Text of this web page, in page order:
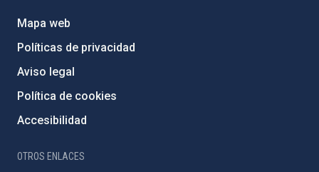
Mapa web
Políticas de privacidad
Aviso legal
Política de cookies
Accesibilidad
OTROS ENLACES